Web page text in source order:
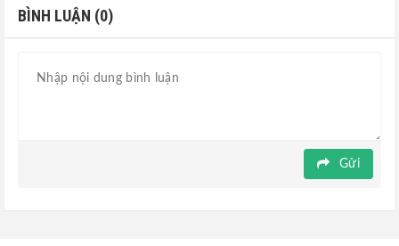
BÌNH LUẬN (0)
Gửi